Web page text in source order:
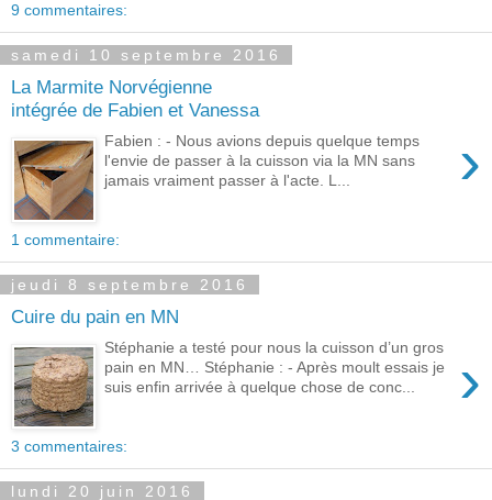
9 commentaires:
samedi 10 septembre 2016
La Marmite Norvégienne
intégrée de Fabien et Vanessa
›
Fabien : - Nous avions depuis quelque temps
l'envie de passer à la cuisson via la MN sans
jamais vraiment passer à l'acte. L...
1 commentaire:
jeudi 8 septembre 2016
Cuire du pain en MN
›
Stéphanie a testé pour nous la cuisson d’un gros
pain en MN… Stéphanie : - Après moult essais je
suis enfin arrivée à quelque chose de conc...
3 commentaires:
lundi 20 juin 2016